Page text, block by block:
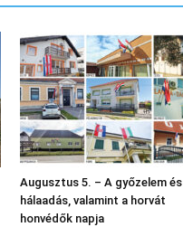
Augusztus 5. – A győzelem és
hálaadás, valamint a horvát
honvédők napja